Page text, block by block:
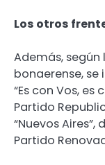
Los otros
Además,
bonaerense,
“Es con Vos, es
Partido
“Nuevos
Partido